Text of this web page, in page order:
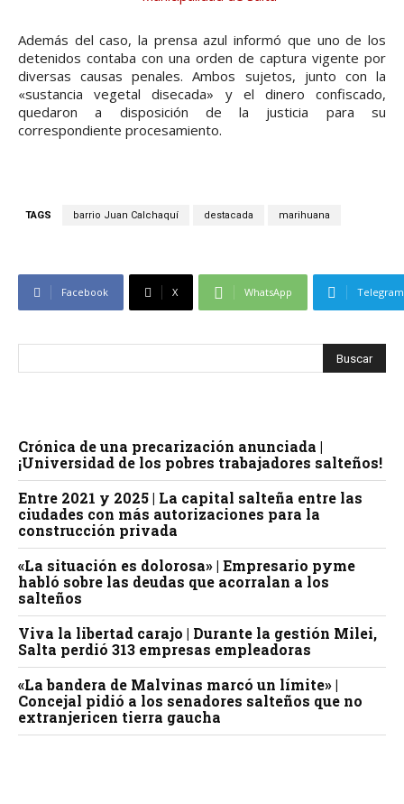
Además del caso, la prensa azul informó que uno de los
detenidos contaba con una orden de captura vigente por
diversas causas penales. Ambos sujetos, junto con la
«sustancia vegetal disecada» y el dinero confiscado,
quedaron a disposición de la justicia para su
correspondiente procesamiento.
TAGS barrio Juan Calchaquí destacada marihuana
Facebook X WhatsApp Telegram
Crónica de una precarización anunciada |
¡Universidad de los pobres trabajadores salteños!
Entre 2021 y 2025 | La capital salteña entre las
ciudades con más autorizaciones para la
construcción privada
«La situación es dolorosa» | Empresario pyme
habló sobre las deudas que acorralan a los
salteños
Viva la libertad carajo | Durante la gestión Milei,
Salta perdió 313 empresas empleadoras
«La bandera de Malvinas marcó un límite» |
Concejal pidió a los senadores salteños que no
extranjericen tierra gaucha